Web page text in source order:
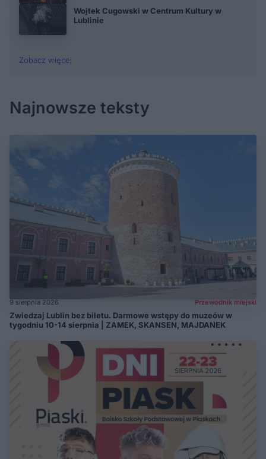
Wojtek Cugowski w Centrum Kultury w
Lublinie
Zobacz więcej
Najnowsze teksty
9 sierpnia 2026 Przewodnik miejski
Zwiedzaj Lublin bez biletu. Darmowe wstępy do muzeów w
tygodniu 10-14 sierpnia | ZAMEK, SKANSEN, MAJDANEK